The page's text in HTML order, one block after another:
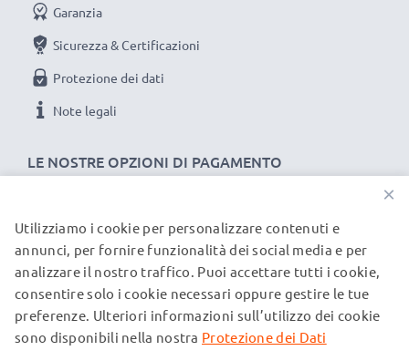
Ricaricabile:
Confezione: Blister
Quantità:
★ 3 anni di garanzia ★
prodotti di alta qualità. Per questo offriamo 3 anni di
garanzia!
LE NOSTRE OPZIONI DI PAGAMENTO
Garanzia
Sicurezza & Certificazioni
Protezione dei dati
Note legali
I NOSTRI PARTNER DI SPEDIZIONE
© subtel.it 2026
Tutti i prezzi includono l'IVA e sono esclusi i costi di
spedizione. Si prega di notare che tutti i marchi menzionati
×
Utilizziamo i cookie per personalizzare contenuti e
annunci, per fornire funzionalità dei social media e per
analizzare il nostro traffico. Puoi accettare tutti i cookie,
consentire solo i cookie necessari oppure gestire le tue
preferenze. Ulteriori informazioni sull’utilizzo dei cookie
sono disponibili nella nostra Protezione dei Dati